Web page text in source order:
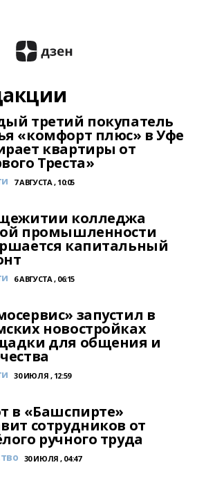
третий покупатель
«комфорт плюс» в Уфе
квартиры от
Треста»
7 АВГУСТА , 10:05
колледжа
промышленности
капитальный
6 АВГУСТА , 06:15
запустил в
новостройках
для общения и
30 ИЮЛЯ , 12:59
в «Башспирте»
сотрудников от
ручного труда
30 ИЮЛЯ , 04:47